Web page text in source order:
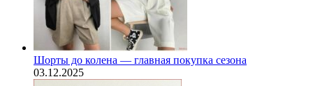
Шорты до колена — главная покупка сезона
03.12.2025